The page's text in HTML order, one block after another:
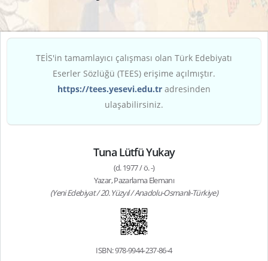
TEİS'in tamamlayıcı çalışması olan Türk Edebiyatı
Eserler Sözlüğü (TEES) erişime açılmıştır.
https://tees.yesevi.edu.tr adresinden
ulaşabilirsiniz.
Tuna Lütfü Yukay
(d. 1977 / ö. -)
Yazar, Pazarlama Elemanı
(Yeni Edebiyat / 20. Yüzyıl / Anadolu-Osmanlı-Türkiye)
ISBN: 978-9944-237-86-4